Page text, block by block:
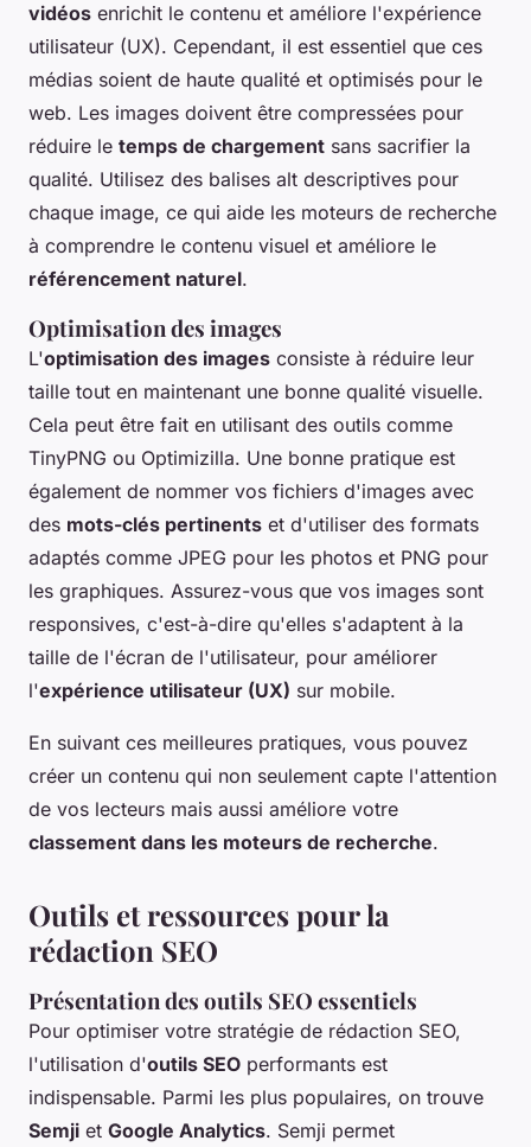
vidéos enrichit le contenu et améliore l'expérience
utilisateur (UX). Cependant, il est essentiel que ces
médias soient de haute qualité et optimisés pour le
web. Les images doivent être compressées pour
réduire le temps de chargement sans sacrifier la
qualité. Utilisez des balises alt descriptives pour
chaque image, ce qui aide les moteurs de recherche
à comprendre le contenu visuel et améliore le
référencement naturel.
Optimisation des images
L'optimisation des images consiste à réduire leur
taille tout en maintenant une bonne qualité visuelle.
Cela peut être fait en utilisant des outils comme
TinyPNG ou Optimizilla. Une bonne pratique est
également de nommer vos fichiers d'images avec
des mots-clés pertinents et d'utiliser des formats
adaptés comme JPEG pour les photos et PNG pour
les graphiques. Assurez-vous que vos images sont
responsives, c'est-à-dire qu'elles s'adaptent à la
taille de l'écran de l'utilisateur, pour améliorer
l'expérience utilisateur (UX) sur mobile.
En suivant ces meilleures pratiques, vous pouvez
créer un contenu qui non seulement capte l'attention
de vos lecteurs mais aussi améliore votre
classement dans les moteurs de recherche.
Outils et ressources pour la
rédaction SEO
Présentation des outils SEO essentiels
Pour optimiser votre stratégie de rédaction SEO,
l'utilisation d'outils SEO performants est
indispensable. Parmi les plus populaires, on trouve
Semji et Google Analytics. Semji permet